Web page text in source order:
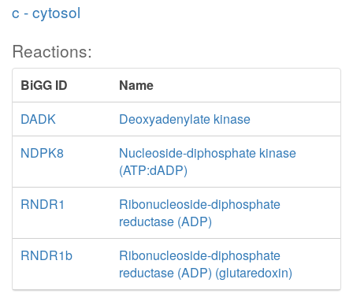
c - cytosol
Reactions:
BiGG ID
Name
DADK
Deoxyadenylate kinase
NDPK8
Nucleoside-diphosphate kinase
(ATP:dADP)
RNDR1
Ribonucleoside-diphosphate
reductase (ADP)
RNDR1b
Ribonucleoside-diphosphate
reductase (ADP) (glutaredoxin)